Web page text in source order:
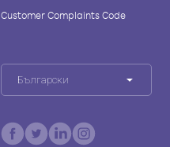
Customer Complaints Code
Български